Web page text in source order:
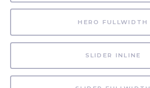
HERO FULLWIDTH
SLIDER INLINE